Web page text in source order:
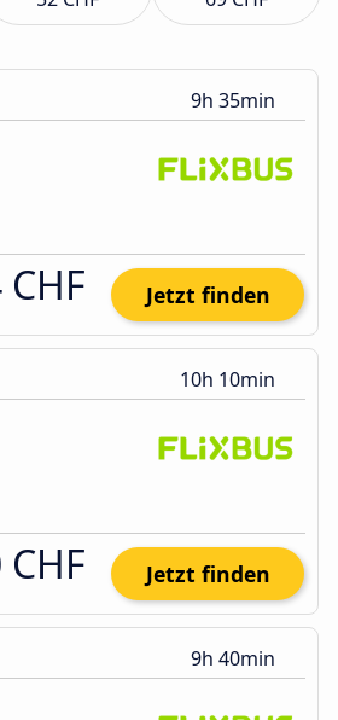
9h 35min
Jetzt finden
10h 10min
Jetzt finden
9h 40min